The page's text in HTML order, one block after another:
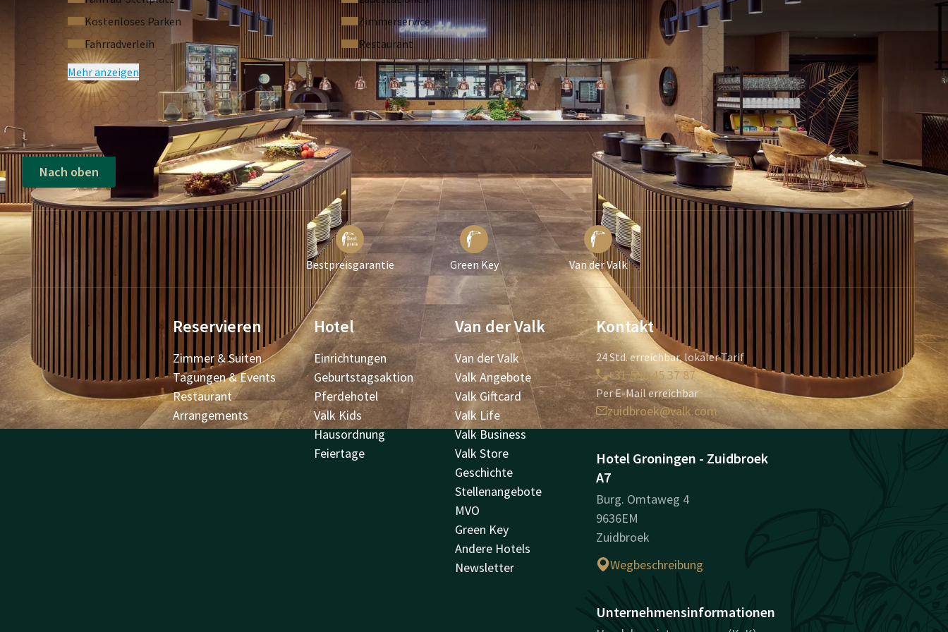
Flasche Coca-Cola, Coca-Cola Zero oder Fanta
Flasche Sprite, Cassis oder Bitter Lemon
Flasche Spa mit oder ohne Kohlensäure
Flasche Rotwein oder Weißwein (18,7 cl)
M&M’s mit Erdnüssen, Twix, Snickers oder Mars
Croky Chips (Natur oder Paprika)
Für spezielle oder barrierefreie Zimmertypen kontaktieren Sie uns bitte telefonisch unter +31 (0)598 453 787.
Das gezeigte Foto dient als Impression; das tatsächliche Zimmer kann davon abweichen.
Kostenloses Parken
Zimmerservice
Fahrradverleih
Restaurant
Mehr anzeigen
Nach oben
Bestpreisgarantie Green Key Van der Valk
Reservieren
Zimmer & Suiten
Tagungen & Events
Restaurant
Arrangements
Hotel
Einrichtungen
Geburtstagsaktion
Pferdehotel
Valk Kids
Hausordnung
Feiertage
Van der Valk
Van der Valk
Valk Angebote
Valk Giftcard
Valk Life
Valk Business
Valk Store
Geschichte
Stellenangebote
MVO
Green Key
Andere Hotels
Newsletter
Kontakt
24 Std. erreichbar, lokaler Tarif
+31 598 45 37 87
Per E-Mail erreichbar
zuidbroek@valk.com
Hotel Groningen - Zuidbroek
A7
Burg. Omtaweg 4
9636EM
Zuidbroek
Wegbeschreibung
Unternehmensinformationen